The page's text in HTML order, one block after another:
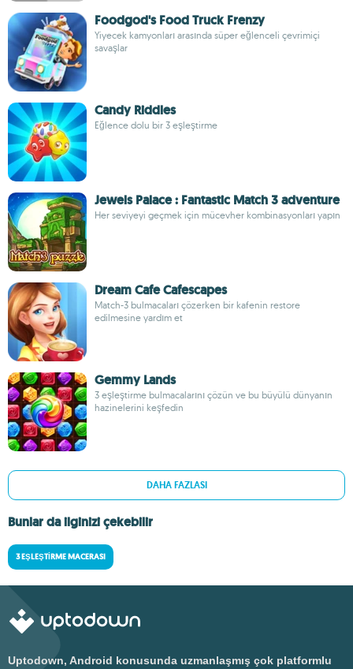
Foodgod's Food Truck Frenzy
Yiyecek kamyonları arasında süper eğlenceli çevrimiçi
savaşlar
Candy Riddles
Eğlence dolu bir 3 eşleştirme
Jewels Palace : Fantastic Match 3 adventure
Her seviyeyi geçmek için mücevher kombinasyonları yapın
Dream Cafe Cafescapes
Match-3 bulmacaları çözerken bir kafenin restore
edilmesine yardım et
Gemmy Lands
3 eşleştirme bulmacalarını çözün ve bu büyülü dünyanın
hazinelerini keşfedin
DAHA FAZLASI
Bunlar da ilginizi çekebilir
3 EŞLEŞTIRME MACERASI
Uptodown, Android konusunda uzmanlaşmış çok platformlu